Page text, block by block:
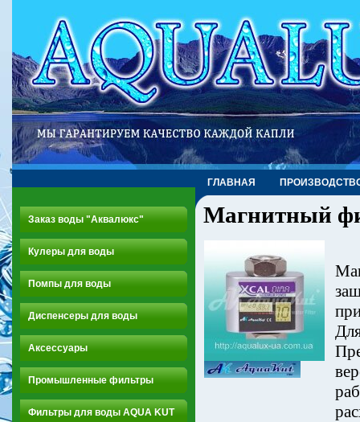
ГЛАВНАЯ
Заказ воды "Аквалюкс"
Кулеры для воды
Помпы для воды
Диспенсеры для воды
Аксессуары
Промышленные фильтры
Фильтры для воды AQUA KUT
Магнитный